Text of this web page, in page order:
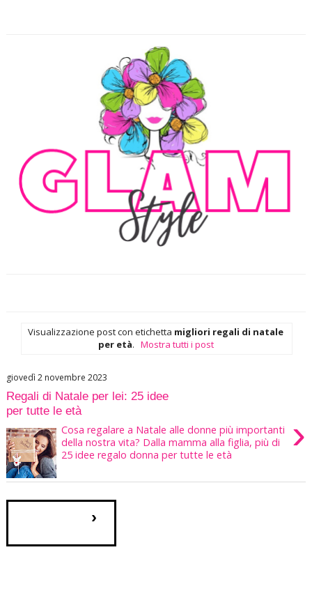
Visualizzazione post con etichetta migliori regali di natale
per età. Mostra tutti i post
giovedì 2 novembre 2023
Regali di Natale per lei: 25 idee
per tutte le età
›
Cosa regalare a Natale alle donne più importanti
della nostra vita? Dalla mamma alla figlia, più di
25 idee regalo donna per tutte le età
›